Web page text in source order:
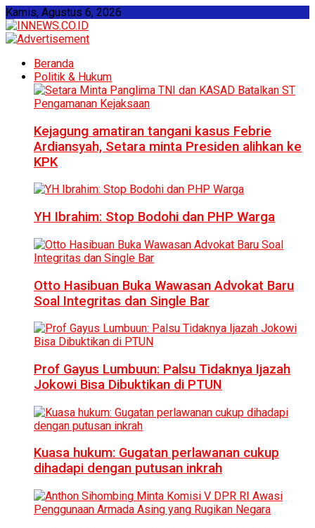
Kamis, Agustus 6, 2026
Beranda
Politik & Hukum
Kejagung amatiran tangani kasus Febrie
Ardiansyah, Setara minta Presiden alihkan ke
KPK
YH Ibrahim: Stop Bodohi dan PHP Warga
Otto Hasibuan Buka Wawasan Advokat Baru
Soal Integritas dan Single Bar
Prof Gayus Lumbuun: Palsu Tidaknya Ijazah
Jokowi Bisa Dibuktikan di PTUN
Kuasa hukum: Gugatan perlawanan cukup
dihadapi dengan putusan inkrah